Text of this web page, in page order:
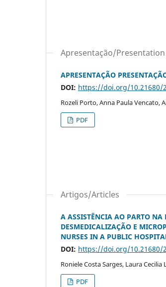
Apresentação/Presentation
APRESENTAÇÃO
DOI: https://doi.org/10.21680/
Rozeli Porto, Anna Paula Vencato,
PDF
Artigos/Articles
A ASSISTÊNCIA AO PARTO NA
DESMEDICALIZAÇÃO E
NURSES IN A PUBLIC
DOI: https://doi.org/10.21680/
Roniele Costa Sarges, Laura Cecilia
PDF